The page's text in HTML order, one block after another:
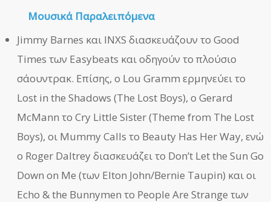
Μουσικά Παραλειπόμενα
Jimmy Barnes και INXS διασκευάζουν το Good
Times των Easybeats και οδηγούν το πλούσιο
σάουντρακ. Επίσης, ο Lou Gramm ερμηνεύει το
Lost in the Shadows (The Lost Boys), ο Gerard
McMann το Cry Little Sister (Theme from The Lost
Boys), οι Mummy Calls το Beauty Has Her Way, ενώ
ο Roger Daltrey διασκευάζει το Don’t Let the Sun Go
Down on Me (των Elton John/Bernie Taupin) και οι
Echo & the Bunnymen το People Are Strange των